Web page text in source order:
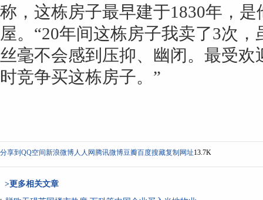
称，这栋房子最早建于1830年，
屋。“20年间这栋房子我卖了3次
丝毫不会感到压抑、幽闭。最受
时竞争买这栋房子。”
分享到QQ空间新浪微博 人人网腾讯微博豆瓣百度搜藏复制网址13.7K
>更多相关文章